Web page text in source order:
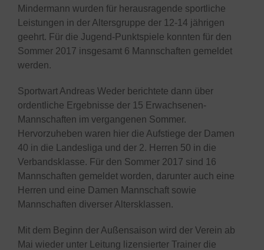
Mindermann wurden für herausragende sportliche
Leistungen in der Altersgruppe der 12-14 jährigen
geehrt. Für die Jugend-Punktspiele konnten für den
Sommer 2017 insgesamt 6 Mannschaften gemeldet
werden.
Sportwart Andreas Weder berichtete dann über
ordentliche Ergebnisse der 15 Erwachsenen-
Mannschaften im vergangenen Sommer.
Hervorzuheben waren hier die Aufstiege der Damen
40 in die Landesliga und der 2. Herren 50 in die
Verbandsklasse. Für den Sommer 2017 sind 16
Mannschaften gemeldet worden, darunter auch eine
Herren und eine Damen Mannschaft sowie
Mannschaften diverser Altersklassen.
Mit dem Beginn der Außensaison wird der Verein ab
Mai wieder unter Leitung lizensierter Trainer die